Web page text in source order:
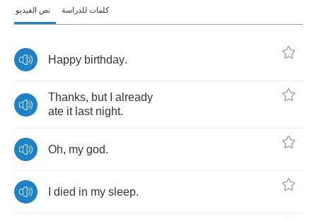
نص الفيديو كلمات للدراسة
Happy birthday.
Thanks, but
already
ate it last night.
Oh, my god.
died in my sleep.